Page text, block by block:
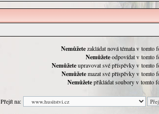
Nemůžetezakládat nová témata v tomto
Nemůžeteodpovídat v tomto
Nemůžeteupravovat své příspěvky v tomto
Nemůžetemazat své příspěvky v tomto
Nemůžetepřikládat soubory v tomto
Přejít na: